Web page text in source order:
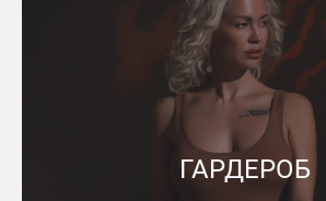
ГАРДЕРОБ